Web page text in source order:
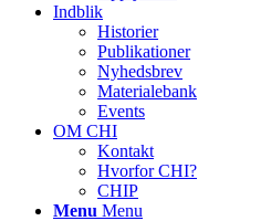
Indblik
Historier
Publikationer
Nyhedsbrev
Materialebank
Events
OM CHI
Kontakt
Hvorfor CHI?
CHIP
Menu Menu